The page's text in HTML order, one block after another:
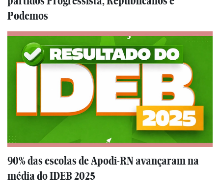
Podemos
90% das escolas de Apodi-RN avançaram na
média do IDEB 2025